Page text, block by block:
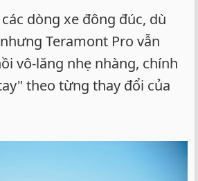
dòng xe đông đúc, dù
Teramont Pro vẫn
vô-lăng nhẹ nhàng, chính
theo từng thay đổi của